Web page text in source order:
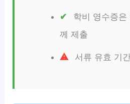
학비 영수증
께 제출
서류 유효 기